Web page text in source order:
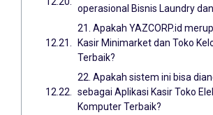
operasional Bisnis Laundry
21. Apakah YAZCORP.id
Kasir Minimarket dan Toko
Terbaik?
22. Apakah sistem ini bisa
sebagai Aplikasi Kasir Toko
Komputer Terbaik?